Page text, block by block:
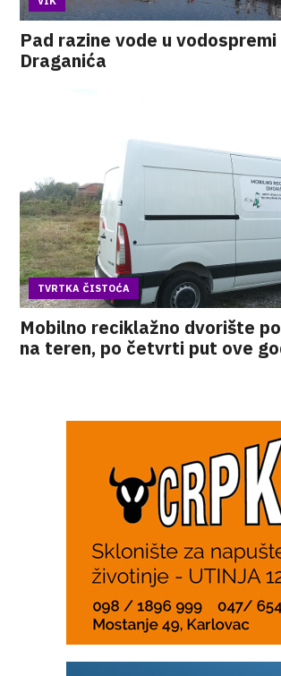
Pad razine vode u
Draganića
TVRTKA ČISTOĆA
Mobilno reciklažno dvorište
na teren, po četvrti put ove